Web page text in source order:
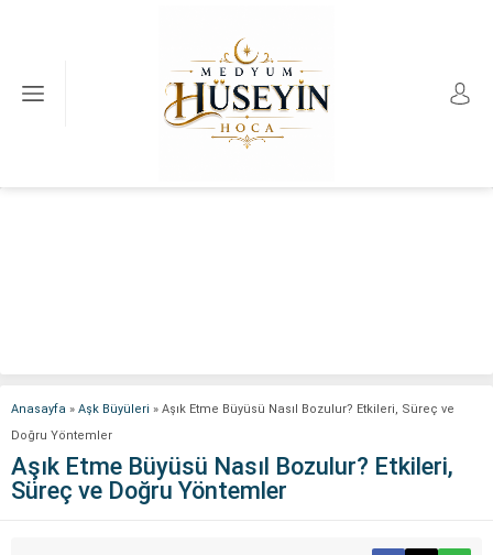
Anasayfa » Aşk Büyüleri » Aşık Etme Büyüsü Nasıl Bozulur? Etkileri, Süreç ve
Doğru Yöntemler
Aşık Etme Büyüsü Nasıl Bozulur? Etkileri,
Süreç ve Doğru Yöntemler